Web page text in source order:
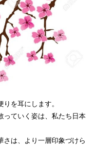
を耳にします。
っていく姿は、私たち日本
さは、より一層印象づけら